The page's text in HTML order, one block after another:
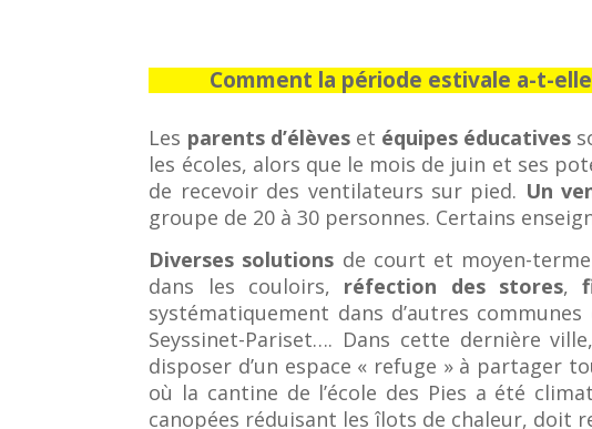
Comment la période estivale a-t-
Les parents d’élèveset équipes éducatives
les écoles, alors que le mois de juin et ses
de recevoir des ventilateurs sur pied. Un
groupe de 20 à 30 personnes. Certains
Diverses solutions de court et moyen-
dans les couloirs, réfection des stores,
systématiquement dans d’autres
Seyssinet-Pariset…. Dans cette dernière
disposer d’un espace « refuge » à partager
où la cantine de l’école des Pies a été
canopées réduisant les îlots de chaleur, doit